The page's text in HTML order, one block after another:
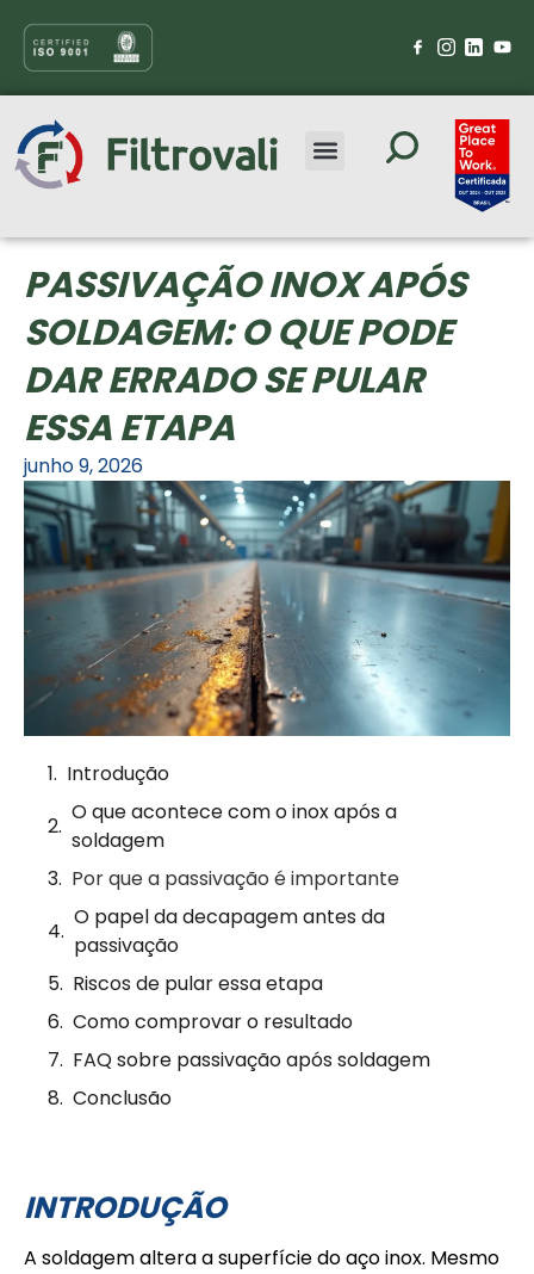
PASSIVAÇÃO INOX APÓS
SOLDAGEM: O QUE PODE
DAR ERRADO SE PULAR
ESSA ETAPA
junho 9, 2026
Introdução
O que acontece com o inox após a
soldagem
Por que a passivação é importante
O papel da decapagem antes da
passivação
Riscos de pular essa etapa
Como comprovar o resultado
FAQ sobre passivação após soldagem
Conclusão
INTRODUÇÃO
A soldagem altera a superfície do aço inox. Mesmo